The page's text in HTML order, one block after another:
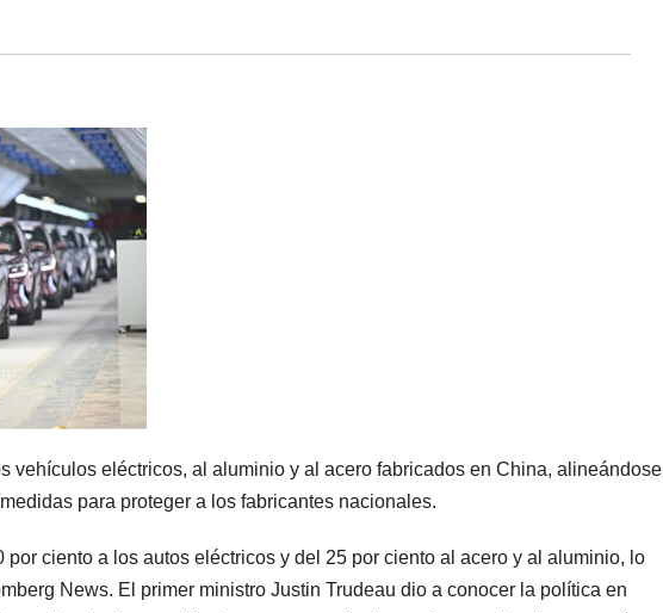
vehículos eléctricos, al aluminio y al acero fabricados en China, alineándose
para proteger a los fabricantes nacionales.
ciento a los autos eléctricos y del 25 por ciento al acero y al aluminio, lo
News. El primer ministro Justin Trudeau dio a conocer la política en